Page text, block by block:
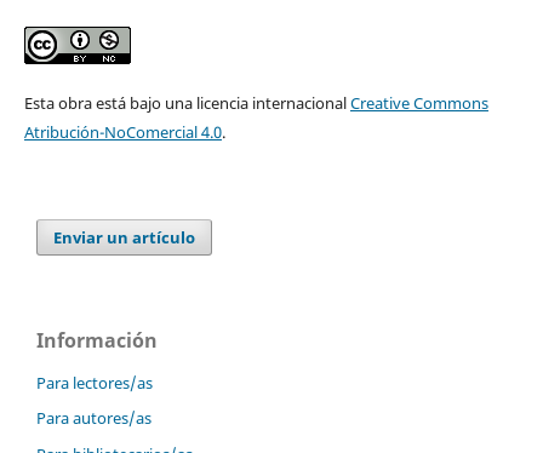
Esta obra está bajo una licencia internacionalCreative Commons
Atribución-NoComercial 4.0.
Enviar un artículo
Información
Para lectores/as
Para autores/as